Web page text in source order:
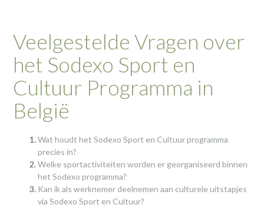
Veelgestelde Vragen over
het Sodexo Sport en
Cultuur Programma in
België
Wat houdt het Sodexo Sport en Cultuur programma
precies in?
Welke sportactiviteiten worden er georganiseerd binnen
het Sodexo programma?
Kan ik als werknemer deelnemen aan culturele uitstapjes
via Sodexo Sport en Cultuur?